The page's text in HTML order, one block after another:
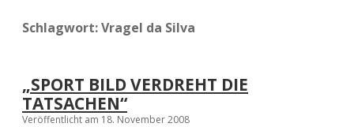
Schlagwort:Vragel da Silva
„SPORT BILD VERDREHT DIE
TATSACHEN“
Veröffentlicht am 18. November 2008